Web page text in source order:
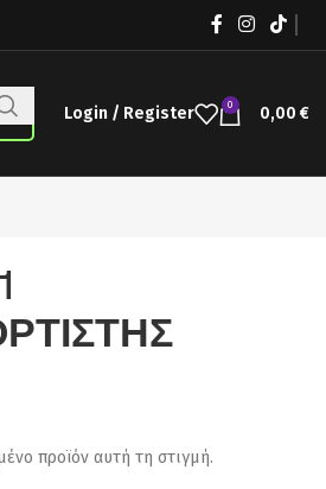
Login / Register 0 0,00 €
προϊόν αυτή τη στιγμή.